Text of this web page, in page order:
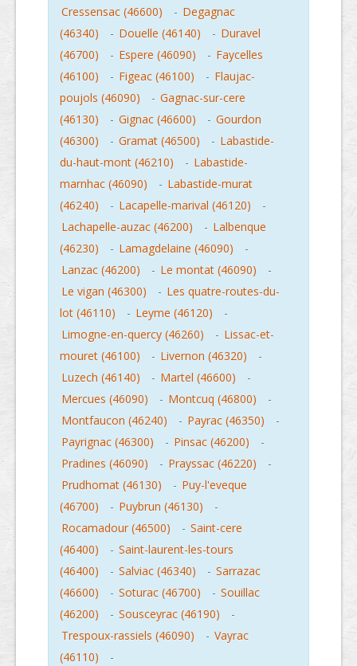
Cressensac (46600)
- Degagnac
(46340)
- Douelle (46140) - Duravel
(46700)
- Espere (46090) - Faycelles
(46100)
- Figeac (46100) - Flaujac-
poujols (46090)
- Gagnac-sur-cere
(46130)
- Gignac (46600) - Gourdon
(46300)
- Gramat (46500) - Labastide-
du-haut-mont (46210)
- Labastide-
marnhac (46090)
- Labastide-murat
(46240)
- Lacapelle-marival (46120)
-
Lachapelle-auzac (46200)
- Lalbenque
(46230)
- Lamagdelaine (46090)
-
Lanzac (46200)
- Le montat (46090)
-
Le vigan (46300)
- Les quatre-routes-du-
lot (46110)
- Leyme (46120)
-
Limogne-en-quercy (46260)
- Lissac-et-
mouret (46100)
- Livernon (46320)
-
Luzech (46140)
- Martel (46600)
-
Mercues (46090)
- Montcuq (46800)
-
Montfaucon (46240)
- Payrac (46350)
-
Payrignac (46300)
- Pinsac (46200)
-
Pradines (46090)
- Prayssac (46220)
-
Prudhomat (46130)
- Puy-l'eveque
(46700)
- Puybrun (46130)
-
Rocamadour (46500)
- Saint-cere
(46400)
- Saint-laurent-les-tours
(46400)
- Salviac (46340) - Sarrazac
(46600)
- Soturac (46700) - Souillac
(46200)
- Sousceyrac (46190)
-
Trespoux-rassiels (46090)
- Vayrac
(46110)
-